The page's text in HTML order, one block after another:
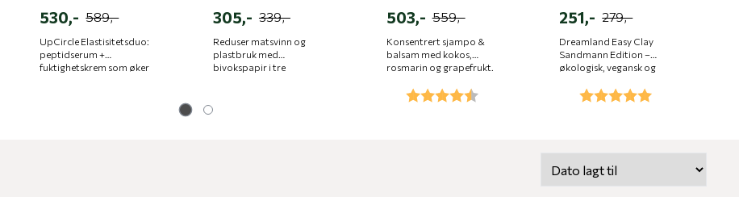
& Fuktighetskrem
530,- 589,-
UpCircle Elastisitetsduo:
peptidserum +
fuktighetskrem som øker
| Little Bee Fresh
305,- 339,-
Reduser matsvinn og
plastbruk med
bivokspapir i tre
plastfritt og
| UpCircle
503,- 559,-
Konsentrert sjampo &
balsam med kokos,
rosmarin og grapefrukt.
helt uten plast og
unødvendige tilsetninger.
Karakter:
Dreamland
251,- 279,-
Dreamland Easy Clay
Sandmann Edition –
økologisk, vegansk og
farger. Myk, elastisk og
lufttørkende. Fra 1 år.
Karakter: